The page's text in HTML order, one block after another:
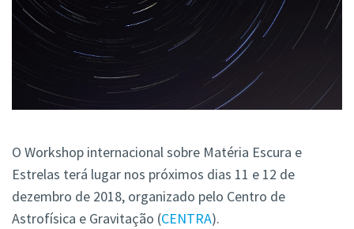
O Workshop internacional sobre Matéria Escura e
Estrelas terá lugar nos próximos dias 11 e 12 de
dezembro de 2018, organizado pelo Centro de
Astrofísica e Gravitação (CENTRA).